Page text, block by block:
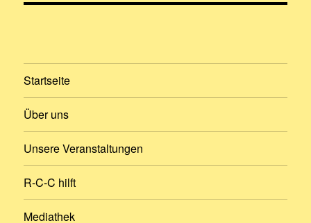
Startseite
Über uns
Unsere Veranstaltungen
R-C-C hilft
Mediathek